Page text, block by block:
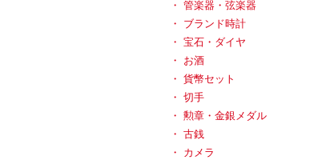
管楽器・弦楽器
ブランド時計
宝石・ダイヤ
お酒
貨幣セット
切手
勲章・金銀メダル
古銭
カメラ